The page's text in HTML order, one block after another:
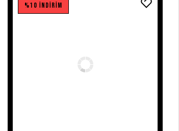
%10 İNDİRİM